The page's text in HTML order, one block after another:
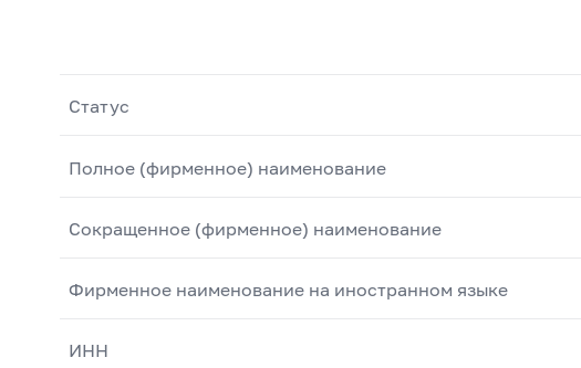
Статус
Полное (фирменное) наименование
Сокращенное (фирменное) наименование
Фирменное наименование на иностранном языке
ИНН